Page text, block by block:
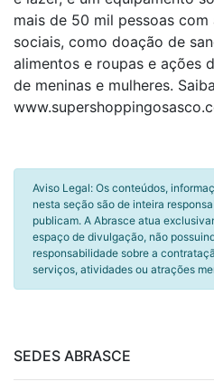
mais de 50 mil pessoas com
sociais, como doação de
alimentos e roupas e ações
de meninas e mulheres.
Aviso Legal: Os conteúdos,
nesta seção são de inteira
publicam. A Abrasce atua
espaço de divulgação, não
responsabilidade sobre a
serviços, atividades ou atrações
SEDES ABRASCE